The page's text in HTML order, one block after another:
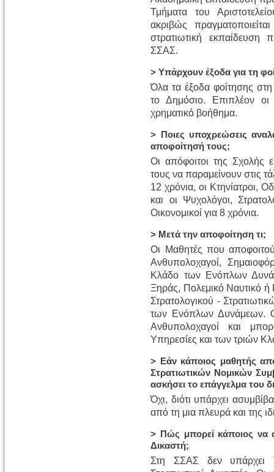
Τμήματα του
ακριβώς
στρατιωτική εκπαίδευση
ΣΣΑΣ.
> Υπάρχουν έξοδα για τη
Όλα τα έξοδα φοίτησης
το Δημόσιο. Επιπλέον
χρηματικό βοήθημα.
> Ποιες υποχρεώσεις
αποφοίτησή τους;
Οι απόφοιτοι της Σχολής
τους να παραμείνουν στις
12 χρόνια, οι Κτηνίατροι,
και οι Ψυχολόγοι,
Οικονομικοί για 8 χρόνια.
> Μετά την αποφοίτηση τι;
Οι Μαθητές που
Ανθυπολοχαγοί,
Κλάδο των Ενόπλων
Ξηράς, Πολεμικό Ναυτικό ή
Στρατολογικού -
των Ενόπλων Δυνάμεων.
Ανθυπολοχαγοί και
Υπηρεσίες και των τριών
> Εάν κάποιος μαθητής
Στρατιωτικών Νομικών
ασκήσει το επάγγελμα του
Όχι, διότι υπάρχει
από τη μια πλευρά και της
> Πώς μπορεί κάποιος να
Δικαστή;
Στη ΣΣΑΣ δεν υπάρχει